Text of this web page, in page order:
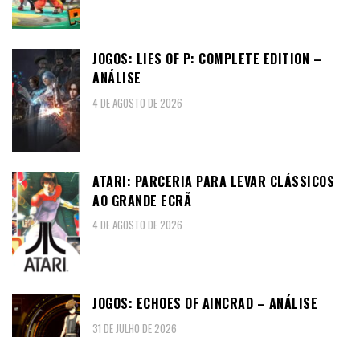
JOGOS: LIES OF P: COMPLETE EDITION –
ANÁLISE
4 DE AGOSTO DE 2026
ATARI: PARCERIA PARA LEVAR CLÁSSICOS
AO GRANDE ECRÃ
4 DE AGOSTO DE 2026
JOGOS: ECHOES OF AINCRAD – ANÁLISE
31 DE JULHO DE 2026